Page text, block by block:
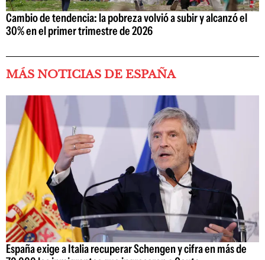
Cambio de tendencia: la pobreza volvió a subir y alcanzó el
30% en el primer trimestre de 2026
MÁS NOTICIAS DE ESPAÑA
España exige a Italia recuperar Schengen y cifra en más de